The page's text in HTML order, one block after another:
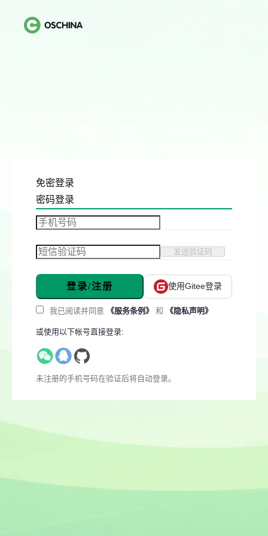
免密登录
密码登录
发送验证码
登录/注册 使用Gitee登录
我已阅读并同意 《服务条例》 和 《隐私声明》
或使用以下帐号直接登录:
未注册的手机号码在验证后将自动登录。